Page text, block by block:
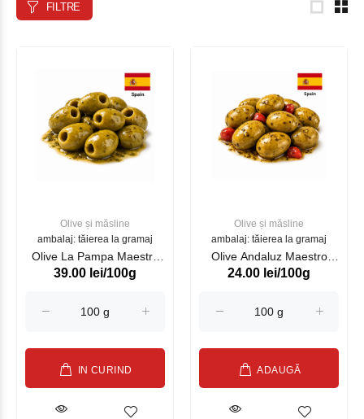
FILTRE
Olive și măsline
ambalaj: tăierea la gramaj
Olive La Pampa Maestro
Aceituneros, kg
39.00 lei/100g
IN CURIND
Olive și măsline
ambalaj: tăierea la gramaj
Olive Andaluz Maestro
Aceituneros, kg
24.00 lei/100g
ADAUGĂ